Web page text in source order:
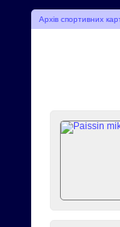
Архів спортивних